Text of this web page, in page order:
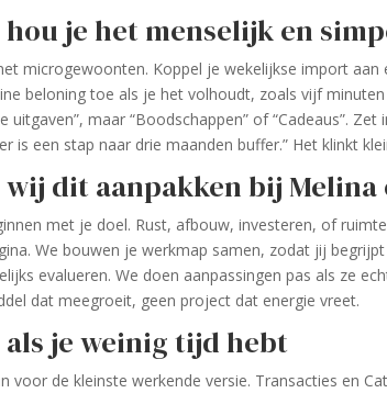
hou je het menselijk en
microgewoonten. Koppel je wekelijkse import
beloning toe als je het volhoudt, zoals vijf
uitgaven”, maar “Boodschappen” of “Cadeaus”.
is een stap naar drie maanden buffer.” Het klinkt
wij dit aanpakken bij Melina
met je doel. Rust, afbouw, investeren, of
We bouwen je werkmap samen, zodat jij
evalueren. We doen aanpassingen pas als ze
dat meegroeit, geen project dat energie vreet.
als je weinig tijd hebt
voor de kleinste werkende versie. Transacties en